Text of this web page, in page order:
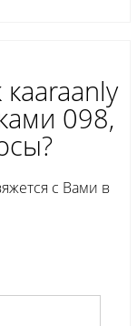
098,
с Вами в